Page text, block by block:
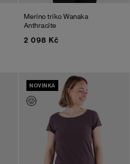
Merino triko Wanaka
Anthracite
2 098 Kč
NOVINKA